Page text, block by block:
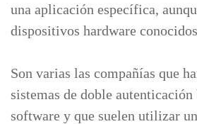
una aplicación específica,
dispositivos hardware
Son varias las compañías que
sistemas de doble autenticación
software y que suelen utilizar